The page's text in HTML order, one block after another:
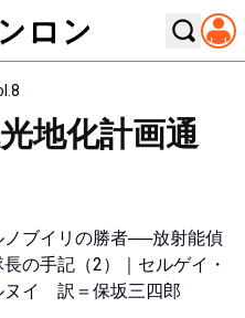
地化計画通
ノブイリの勝者──放射能偵
の手記（2）｜セルゲイ・
ヌイ 訳＝保坂三四郎